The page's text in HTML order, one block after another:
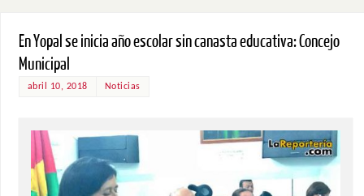
En Yopal se inicia año escolar sin canasta educativa: Concejo
Municipal
abril 10, 2018 Noticias